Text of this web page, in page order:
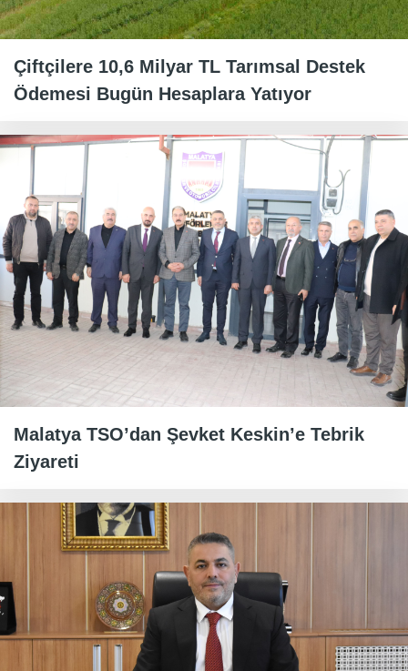
Çiftçilere 10,6 Milyar TL Tarımsal Destek
Ödemesi Bugün Hesaplara Yatıyor
Malatya TSO’dan Şevket Keskin’e Tebrik
Ziyareti